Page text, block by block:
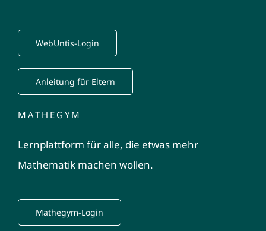
WebUntis-Login
Anleitung für Eltern
MATHEGYM
Lernplattform für alle, die etwas mehr
Mathematik machen wollen.
Mathegym-Login